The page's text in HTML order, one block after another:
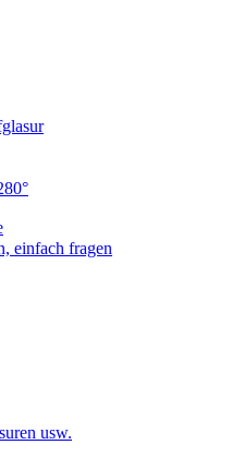
einfach fragen
usw.